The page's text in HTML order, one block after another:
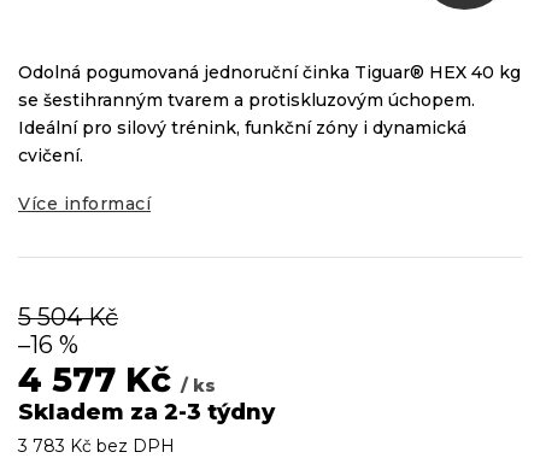
5 504 Kč
–16 %
4 577 Kč / ks
Skladem za 2-3 týdny
3 783 Kč bez DPH
Odolná pogumovaná jednoruční činka Tiguar® HEX 40 kg
se šestihranným tvarem a protiskluzovým úchopem.
Ideální pro silový trénink, funkční zóny i dynamická
cvičení.
Více informací